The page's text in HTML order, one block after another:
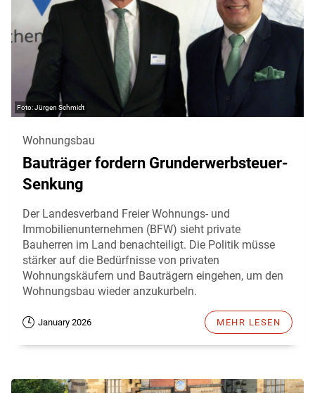
Jürgen Schmidt
Wohnungsbau
Bauträger fordern Grunderwerbsteuer-
Senkung
Der Landesverband Freier Wohnungs- und
Immobilienunternehmen (BFW) sieht private
Bauherren im Land benachteiligt. Die Politik müsse
stärker auf die Bedürfnisse von privaten
Wohnungskäufern und Bauträgern eingehen, um den
Wohnungsbau wieder anzukurbeln.
January 2026 MEHR LESEN